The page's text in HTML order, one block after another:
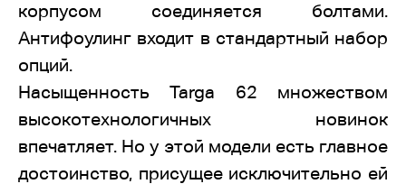
корпусом соединяется болтами.
Антифоулинг входит в стандартный набор
опций.
Насыщенность Targa 62 множеством
высокотехнологичных новинок
впечатляет. Но у этой модели есть главное
достоинство, присущее исключительно ей